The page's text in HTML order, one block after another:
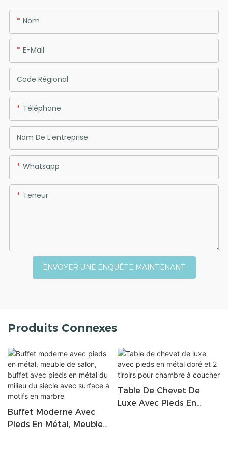
Nom
E-Mail
Code Régional
Téléphone
Nom De L'entreprise
Whatsapp
Teneur
ENVOYER UNE ENQUÊTE MAINTENANT
Produits Connexes
Buffet Moderne Avec
Pieds En Métal, Meuble
Table De Chevet De
Luxe Avec Pieds En